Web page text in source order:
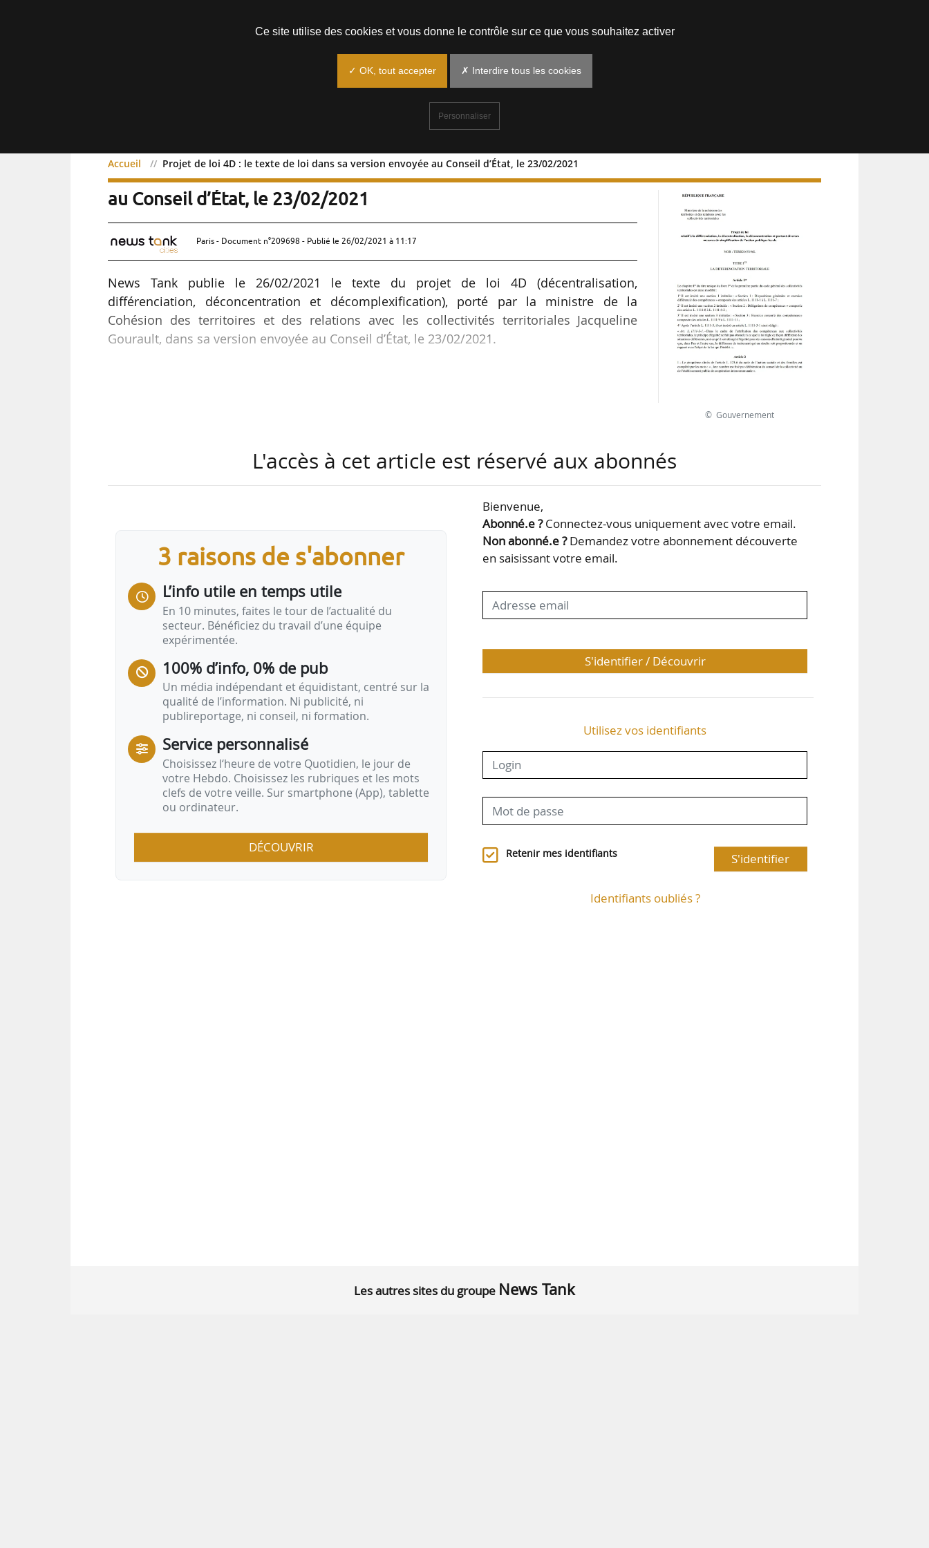
Accueil Projet de loi 4D : le texte de loi dans sa version envoyée au Conseil d’État, le 23/02/2021
Exclusif
Projet de loi 4D : le texte de loi dans sa version envoyée
au Conseil d’État, le 23/02/2021
Paris - Document n°209698 - Publié le 26/02/2021 à 11:17
News Tank publie le 26/02/2021 le texte du projet de loi 4D (décentralisation,
différenciation, déconcentration et décomplexification), porté par la ministre de la
Cohésion des territoires et des relations avec les collectivités territoriales Jacqueline
Gourault, dans sa version envoyée au Conseil d’État, le 23/02/2021.
Conseillère municipale@ La Chaussée-Saint-Victor
© Gouvernement
L'accès à cet article est réservé aux abonnés
3 raisons de s'abonner
L’info utile en temps utile
En 10 minutes, faites le tour de l’actualité du
secteur. Bénéficiez du travail d’une équipe
expérimentée.
100% d’info, 0% de pub
Un média indépendant et équidistant, centré sur la
qualité de l’information. Ni publicité, ni
publireportage, ni conseil, ni formation.
Service personnalisé
Choisissez l‘heure de votre Quotidien, le jour de
votre Hebdo. Choisissez les rubriques et les mots
clefs de votre veille. Sur smartphone (App), tablette
ou ordinateur.
DÉCOUVRIR
Bienvenue,
Abonné.e ?Connectez-vous uniquement avec votre email.
Non abonné.e ?Demandez votre abonnement découverte
en saisissant votre email.
S'identifier / Découvrir
Utilisez vos identifiants
Retenir mes identifiants S'identifier
Identifiants oubliés ?
Les autres sites du groupe News Tank
Ce site utilise des cookies et vous donne le contrôle sur ce que vous souhaitez activer
✓ OK, tout accepter ✗ Interdire tous les cookies
Personnaliser